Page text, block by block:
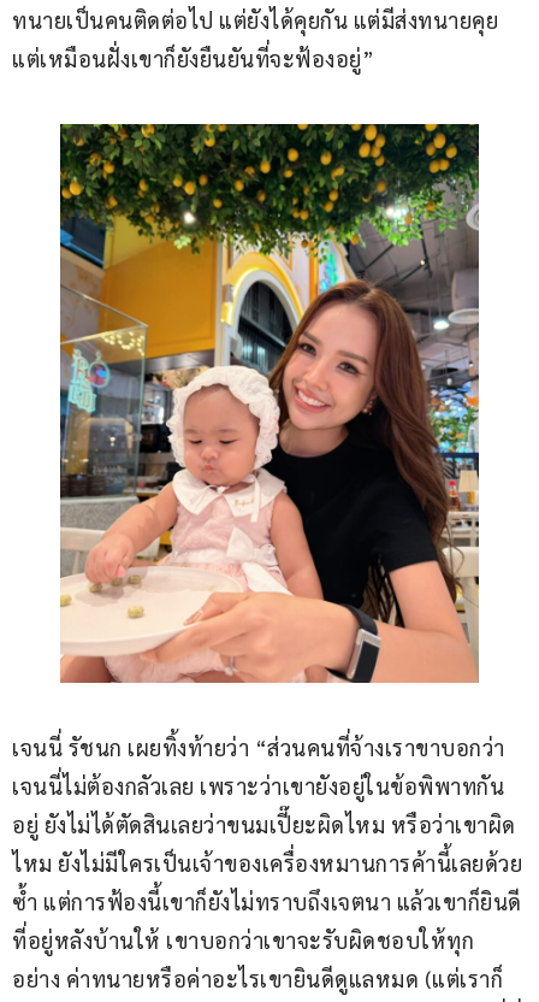
ทนายเป็นคนติดต่อไป แต่ยังได้คุยกัน แต่มีส่งทนายคุย
แต่เหมือนฝั่งเขาก็ยังยืนยันที่จะฟ้องอยู่”
เจนนี่ รัชนก เผยทิ้งท้ายว่า “ส่วนคนที่จ้างเราขาบอกว่า
เจนนี่ไม่ต้องกลัวเลย เพราะว่าเขายังอยู่ในข้อพิพาทกัน
อยู่ ยังไม่ได้ตัดสินเลยว่าขนมเปี๊ยะผิดไหม หรือว่าเขาผิด
ไหม ยังไม่มีใครเป็นเจ้าของเครื่องหมานการค้านี้เลยด้วย
ซ้ำ แต่การฟ้องนี้เขาก็ยังไม่ทราบถึงเจตนา แล้วเขาก็ยินดี
ที่อยู่หลังบ้านให้ เขาบอกว่าเขาจะรับผิดชอบให้ทุก
อย่าง ค่าทนายหรือค่าอะไรเขายินดีดูแลหมด (แต่เราก็